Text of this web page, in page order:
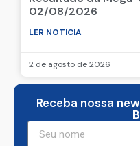
02/08/2026
LER NOTICIA
2 de agosto de 2026
Receba nossa